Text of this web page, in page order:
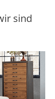
sind